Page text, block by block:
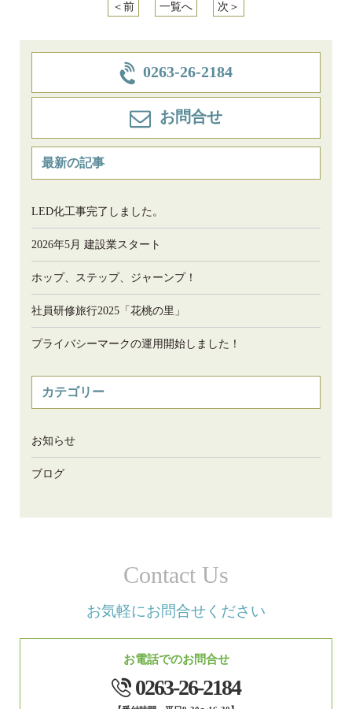
＜前 一覧へ 次＞
0263-26-2184
お問合せ
最新の記事
LED化工事完了しました。
2026年5月 建設業スタート
ホップ、ステップ、ジャーンプ！
社員研修旅行2025「花桃の里」
プライバシーマークの運用開始しました！
カテゴリー
お知らせ
ブログ
Contact Us
お気軽にお問合せください
お電話でのお問合せ
0263-26-2184